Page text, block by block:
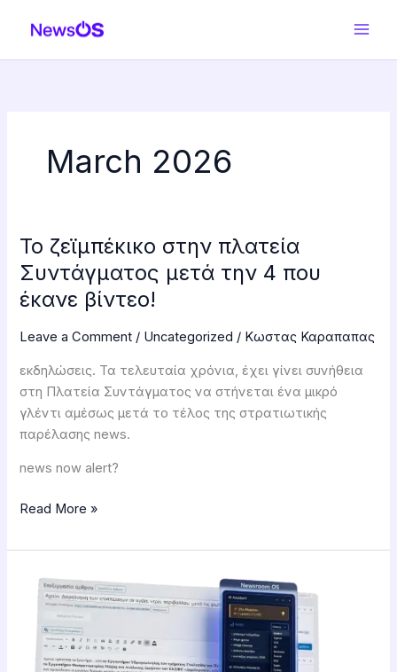
March 2026
Το ζεϊμπέκικο στην πλατεία
Συντάγματος μετά την 4 που
έκανε βίντεο!
Leave a Comment / Uncategorized / Κωστας Καραπαπας
εκδηλώσεις. Τα τελευταία χρόνια, έχει γίνει συνήθεια
στη Πλατεία Συντάγματος να στήνεται ένα μικρό
γλέντι αμέσως μετά το τέλος της στρατιωτικής
παρέλασης news.
news now alert?
Το
ζεϊμπέκικο
πλατεία
Συντάγματος
την
4
που
έκανε
Read More »
Newsroom
(v1.2.0)
Official